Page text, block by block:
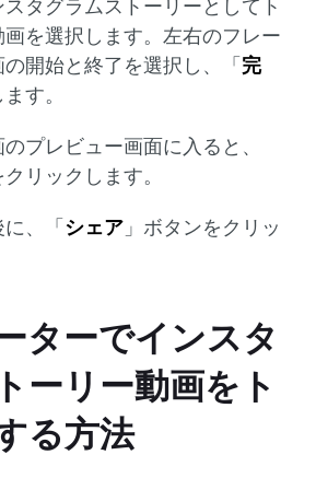
スタグラムストーリーとしてト
画を選択します。左右のフレー
開始と終了を選択し、「 完
す。
のプレビュー画面に入ると、
リックします。
に、「 シェア 」ボタンをクリッ
ターでインスタ
ーリー動画をト
る方法